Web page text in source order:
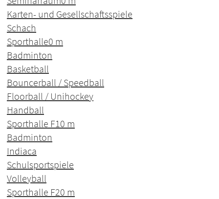
Karten- und Gesellschaftsspiele
Schach
Sporthalle0 m
Badminton
Basketball
Bouncerball / Speedball
Floorball / Unihockey
Handball
Sporthalle F10 m
Badminton
Indiaca
Schulsportspiele
Volleyball
Sporthalle F20 m